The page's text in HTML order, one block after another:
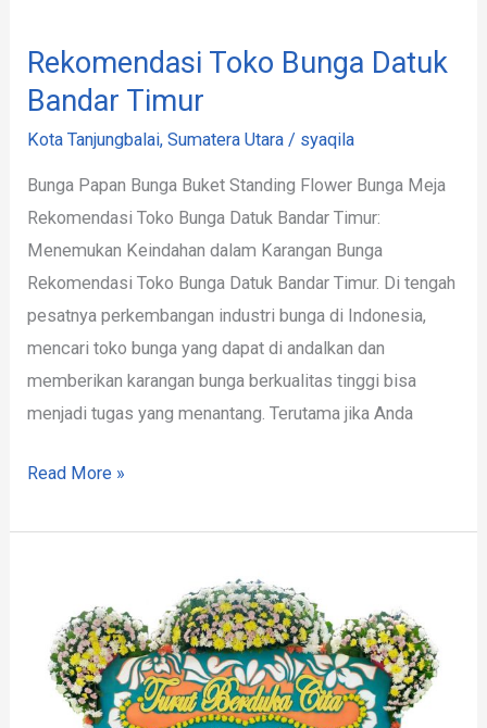
Rekomendasi Toko Bunga Datuk
Bandar Timur
Kota Tanjungbalai,Sumatera Utara / syaqila
Bunga Papan Bunga Buket Standing Flower Bunga Meja
Rekomendasi Toko Bunga Datuk Bandar Timur:
Menemukan Keindahan dalam Karangan Bunga
Rekomendasi Toko Bunga Datuk Bandar Timur. Di tengah
pesatnya perkembangan industri bunga di Indonesia,
mencari toko bunga yang dapat di andalkan dan
memberikan karangan bunga berkualitas tinggi bisa
menjadi tugas yang menantang. Terutama jika Anda
Read More »
Datuk
Bandar